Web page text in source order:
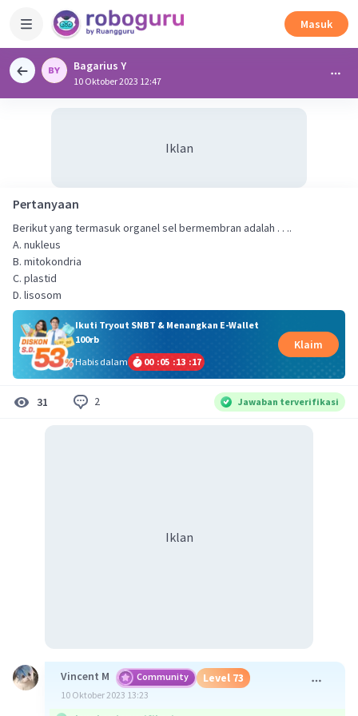
Masuk
Bagarius Y
10 Oktober 2023 12:47
Iklan
Pertanyaan
Berikut yang termasuk organel sel bermembran adalah . . ..
A. nukleus
B. mitokondria
C. plastid
D. lisosom
Ikuti Tryout SNBT & Menangkan E-Wallet
100rb
Habis dalam
00 :05 :13 :17
Klaim
31 2 Jawaban terverifikasi
Iklan
Vincent M Community Level 73
10 Oktober 2023 13:23